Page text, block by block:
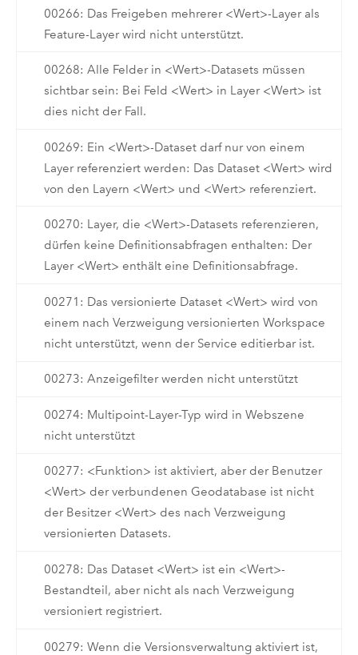
00266: Das Freigeben mehrerer <Wert>-Layer als
Feature-Layer wird nicht unterstützt.
00268: Alle Felder in <Wert>-Datasets müssen
sichtbar sein: Bei Feld <Wert> in Layer <Wert> ist
dies nicht der Fall.
00269: Ein <Wert>-Dataset darf nur von einem
Layer referenziert werden: Das Dataset <Wert> wird
von den Layern <Wert> und <Wert> referenziert.
00270: Layer, die <Wert>-Datasets referenzieren,
dürfen keine Definitionsabfragen enthalten: Der
Layer <Wert> enthält eine Definitionsabfrage.
00271: Das versionierte Dataset <Wert> wird von
einem nach Verzweigung versionierten Workspace
nicht unterstützt, wenn der Service editierbar ist.
00273: Anzeigefilter werden nicht unterstützt
00274: Multipoint-Layer-Typ wird in Webszene
nicht unterstützt
00277: <Funktion> ist aktiviert, aber der Benutzer
<Wert> der verbundenen Geodatabase ist nicht
der Besitzer <Wert> des nach Verzweigung
versionierten Datasets.
00278: Das Dataset <Wert> ist ein <Wert>-
Bestandteil, aber nicht als nach Verzweigung
versioniert registriert.
00279: Wenn die Versionsverwaltung aktiviert ist,